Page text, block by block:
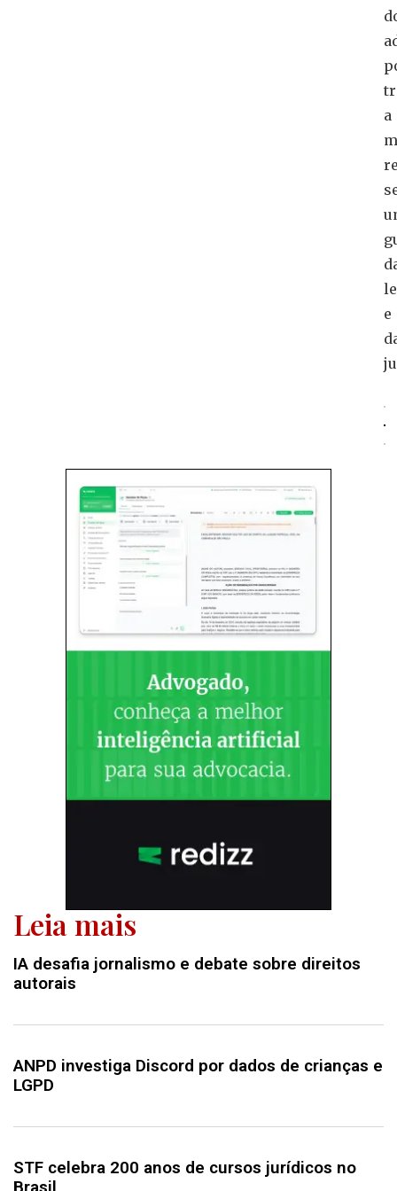
a
e
Leia mais
IA desafia jornalismo e debate sobre direitos
autorais
ANPD investiga Discord por dados de crianças e
LGPD
STF celebra 200 anos de cursos jurídicos no